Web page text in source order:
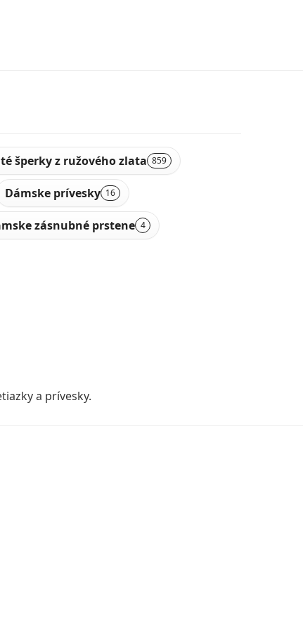
šperky z ružového zlata 859
Dámske prívesky 16
zásnubné prstene 4
a prívesky.